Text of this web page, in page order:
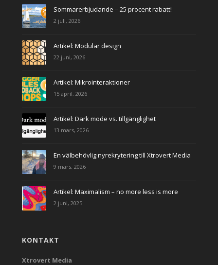
Sommarerbjudande – 25 procent rabatt!
2 juli, 2026
Artikel: Modulär design
22 juni, 2026
Artikel: Mikrointeraktioner
15 april, 2026
Artikel: Dark mode vs. tillgänglighet
13 mars, 2026
En välbehövlig nyrekrytering till Xtrovert Media
9 mars, 2026
Artikel: Maximalism – no more less is more
2 juni, 2025
KONTAKT
Xtrovert Media